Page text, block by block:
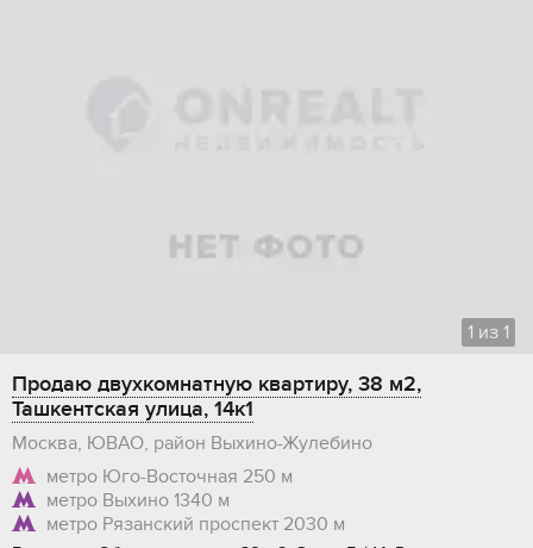
1 из 1
Продаю двухкомнатную квартиру, 38 м2,
Ташкентская улица, 14к1
Москва, ЮВАО, район Выхино-Жулебино
метро Юго-Восточная 250 м
метро Выхино 1340 м
метро Рязанский проспект 2030 м